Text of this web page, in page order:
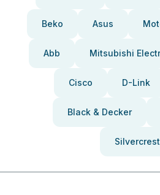
Beko Asus
Abb Mitsubishi
Cisco D-Link
Black & Decker
Silvercrest